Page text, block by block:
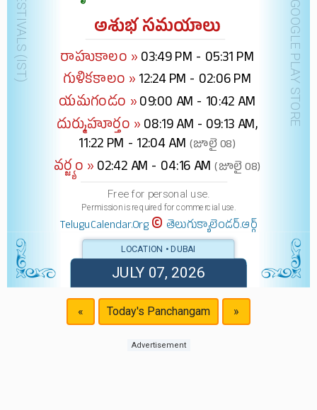
అశుభ సమయాలు
రాహుకాలం » 03:49 PM - 05:31 PM
గుళికకాలం » 12:24 PM - 02:06 PM
యమగండం »09:00 AM - 10:42 AM
దుర్ముహూర్తం » 08:19 AM - 09:13 AM,
11:22 PM - 12:04 AM(జూలై 08)
వర్జ్యం » 02:42 AM - 04:16 AM(జూలై 08)
Free for personal use.
Permission is required for commercial use.
TeluguCalendar.Org© తెలుగుక్యాలెండర్.ఆర్గ్
LOCATION • DUBAI
JULY 07, 2026
« Today's Panchangam »
Advertisement